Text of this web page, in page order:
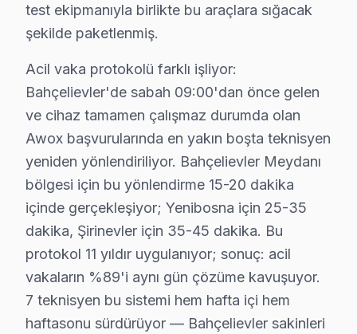
• Bahçelievler'de Smart televizyon paneli
• Bahçelievler'de ekran temizliği için yalnızca kuru
Bahçelievler'da düzenli bakım ve doğru kullanım ile
Awox TV'lerde Sık Görülen Arızalar
Bahçelievler bölgesindeki Awox kullanıcılarının
Panel arızası: Bahçelievler'de Awox VA Panel
Güç kartı: Bahçelievler'de Smart TV sistemini
LED bar sorunu: Bahçelievler'de LED ekranlarda
Yazılım: Bahçelievler'de bu sorunla başvuran
» Bahçelievler'de tüm Awox model ve serilerinde VA
Bahçelievler Awox TV Arızaları –
test ekipmanıyla birlikte bu araçlara sığacak
şekilde paketlenmiş.
Acil vaka protokolü farklı işliyor:
Bahçelievler'de sabah 09:00'dan önce gelen
ve cihaz tamamen çalışmaz durumda olan
Awox başvurularında en yakın boşta teknisyen
yeniden yönlendiriliyor. Bahçelievler Meydanı
bölgesi için bu yönlendirme 15-20 dakika
içinde gerçekleşiyor; Yenibosna için 25-35
dakika, Şirinevler için 35-45 dakika. Bu
protokol 11 yıldır uygulanıyor; sonuç: acil
vakaların %89'i aynı gün çözüme kavuşuyor.
7 teknisyen bu sistemi hem hafta içi hem
haftasonu sürdürüyor — Bahçelievler sakinleri